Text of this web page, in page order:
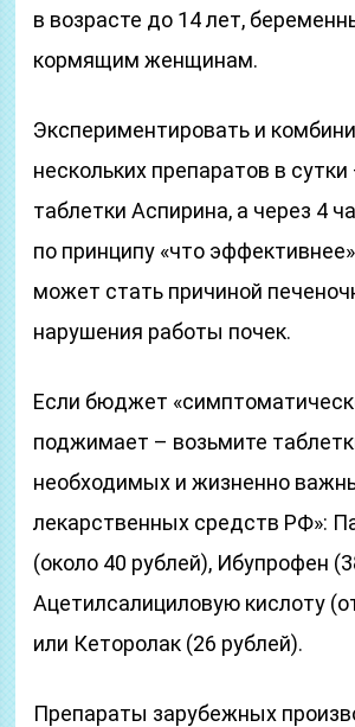
в возрасте до 14 лет,
кормящим женщинам.
Экспериментировать и
нескольких препаратов в
таблетки Аспирина, а через 4
по принципу «что
может стать причиной
нарушения работы почек.
Если бюджет
поджимает – возьмите
необходимых и жизненно
лекарственных средств РФ»:
(около 40 рублей), Ибупрофен
Ацетилсалициловую кислоту
или Кеторолак (26 рублей).
Препараты зарубежных